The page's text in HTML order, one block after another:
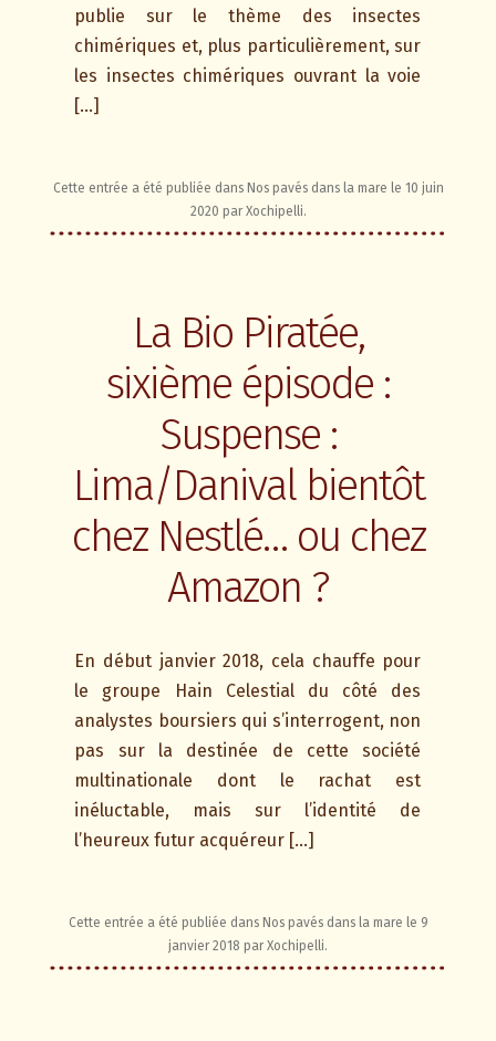
publie sur le thème des insectes
chimériques et, plus particulièrement, sur
les insectes chimériques ouvrant la voie
[…]
Cette entrée a été publiée dans Nos pavés dans la mare le 10 juin
2020 par Xochipelli.
La Bio Piratée,
sixième épisode :
Suspense :
Lima/Danival bientôt
chez Nestlé… ou chez
Amazon ?
En début janvier 2018, cela chauffe pour
le groupe Hain Celestial du côté des
analystes boursiers qui s’interrogent, non
pas sur la destinée de cette société
multinationale dont le rachat est
inéluctable, mais sur l’identité de
l’heureux futur acquéreur […]
Cette entrée a été publiée dans Nos pavés dans la mare le 9
janvier 2018 par Xochipelli.